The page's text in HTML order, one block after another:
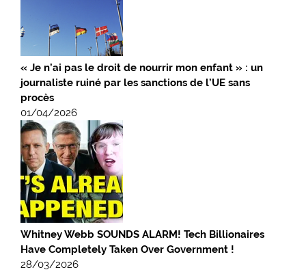
« Je n’ai pas le droit de nourrir mon enfant » : un
journaliste ruiné par les sanctions de l’UE sans
procès
01/04/2026
Whitney Webb SOUNDS ALARM! Tech Billionaires
Have Completely Taken Over Government !
28/03/2026